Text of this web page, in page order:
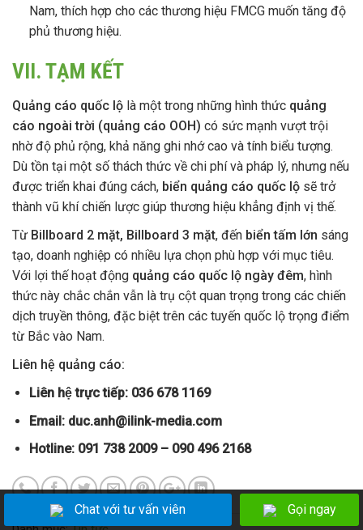
Nam, thích hợp cho các thương hiệu FMCG muốn tăng độ
phủ thương hiệu.
VII. TẠM KẾT
Quảng cáo quốc lộ là một trong những hình thức quảng
cáo ngoài trời (quảng cáo OOH ) có sức mạnh vượt trội
nhờ độ phủ rộng, khả năng ghi nhớ cao và tính biểu tượng.
Dù tồn tại một số thách thức về chi phí và pháp lý, nhưng nếu
được triển khai đúng cách, biển quảng cáo quốc lộ sẽ trở
thành vũ khí chiến lược giúp thương hiệu khẳng định vị thế.
Từ Billboard 2 mặt, Billboard 3 mặt, đến biển tấm lớn sáng
tạo, doanh nghiệp có nhiều lựa chọn phù hợp với mục tiêu.
Với lợi thế hoạt động quảng cáo quốc lộ ngày đêm, hình
thức này chắc chắn vẫn là trụ cột quan trọng trong các chiến
dịch truyền thông, đặc biệt trên các tuyến quốc lộ trọng điểm
từ Bắc vào Nam.
Liên hệ quảng cáo:
Liên hệ trực tiếp: 036 678 1169
Email: duc.anh@ilink-media.com
Hotline: 091 738 2009 – 090 496 2168
Chat với tư vấn viên Gọi ngay
Chat với tư vấn viên Gọi ngay